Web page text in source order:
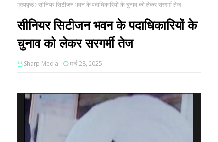
मुख्यपृष्ठ सीनियर सिटीजन भवन के पदाधिकारियों के चुनाव को लेकर सरगर्मी तेज
सीनियर सिटीजन भवन के पदाधिकारियों के
चुनाव को लेकर सरगर्मी तेज
Sharp Media मार्च 28, 2025